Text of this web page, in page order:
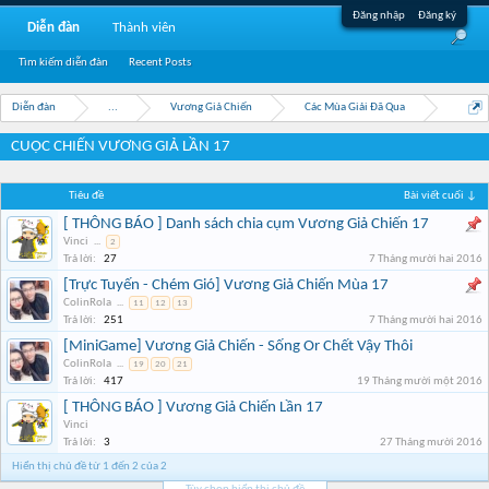
Đăng nhập Đăng ký
Diễn đàn ... Vương Giả Chiến Các Mùa Giải Đã Qua
CUỘC CHIẾN VƯƠNG GIẢ LẦN 17
Tiêu đề Bài viết cuối ↓
[ THÔNG BÁO ] Danh sách chia cụm Vương Giả Chiến 17
Vinci ... 2
Trả lời: 27 7 Tháng mười hai 2016
[Trực Tuyến - Chém Gió] Vương Giả Chiến Mùa 17
ColinRola ... 11 12 13
Trả lời: 251 7 Tháng mười hai 2016
[MiniGame] Vương Giả Chiến - Sống Or Chết Vậy Thôi
ColinRola ... 19 20 21
Trả lời: 417 19 Tháng mười một 2016
[ THÔNG BÁO ] Vương Giả Chiến Lần 17
Vinci
Trả lời:
3
27 Tháng mười 2016
Hiển thị chủ đề từ 1 đến 2 của 2
Diễn đàn
Tìm kiếm diễn đàn Recent Posts
Thành viên